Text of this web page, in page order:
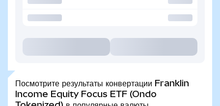
Посмотрите результаты конвертации Franklin
Income Equity Focus ETF (Ondo